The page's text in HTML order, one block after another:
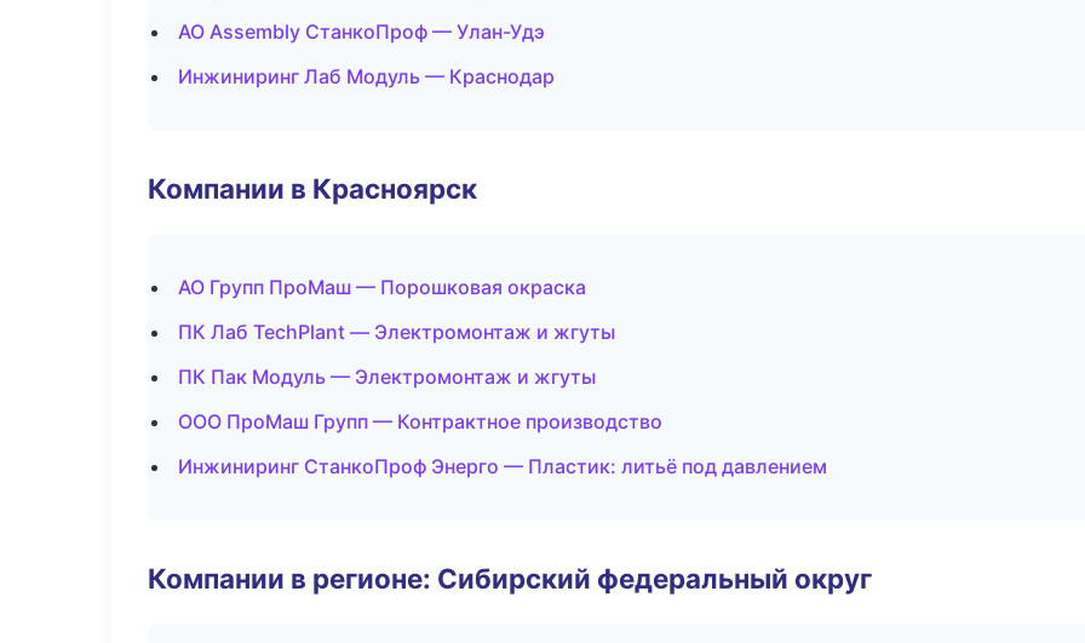
АО Assembly СтанкоПроф — Улан-Удэ
Инжиниринг Лаб Модуль — Краснодар
Компании в Красноярск
АО Групп ПроМаш — Порошковая окраска
ПК Лаб TechPlant — Электромонтаж и жгуты
ПК Пак Модуль — Электромонтаж и жгуты
ООО ПроМаш Групп — Контрактное производство
Инжиниринг СтанкоПроф Энерго — Пластик: литьё под давлением
Компании в регионе: Сибирский федеральный округ